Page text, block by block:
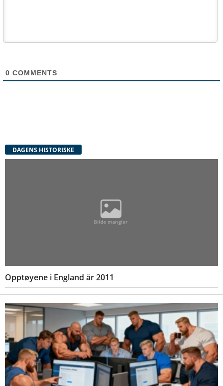
0 COMMENTS
DAGENS HISTORISKE
Opptøyene i England år 2011